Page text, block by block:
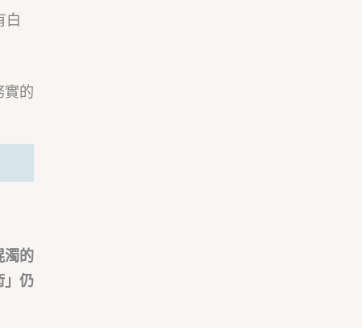
白
實的
濁的
」仍